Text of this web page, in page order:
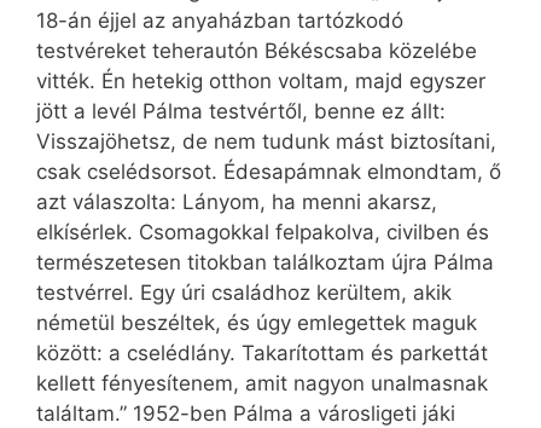
18-án éjjel az anyaházban tartózkodó
testvéreket teherautón Békéscsaba közelébe
vitték. Én hetekig otthon voltam, majd egyszer
jött a levél Pálma testvértől, benne ez állt:
Visszajöhetsz, de nem tudunk mást biztosítani,
csak cselédsorsot. Édesapámnak elmondtam, ő
azt válaszolta: Lányom, ha menni akarsz,
elkísérlek. Csomagokkal felpakolva, civilben és
természetesen titokban találkoztam újra Pálma
testvérrel. Egy úri családhoz kerültem, akik
németül beszéltek, és úgy emlegettek maguk
között: a cselédlány. Takarítottam és parkettát
kellett fényesítenem, amit nagyon unalmasnak
találtam.” 1952-ben Pálma a városligeti jáki